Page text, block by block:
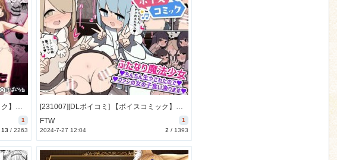
[231010][DLボイコミ] 【ボイスコミック】娘の友達のメ○ガキに犯されました [24M] [RJ01106125]
1
13 /2263
[231007][DLボイコミ] 【ボイスコミック】ふたなり魔法少女 ちんちん生やされたのでファンの女の子食べちゃいま～す [25M] [RJ01105830]
1
FTW
2 / 1393
2024-7-27 12:04